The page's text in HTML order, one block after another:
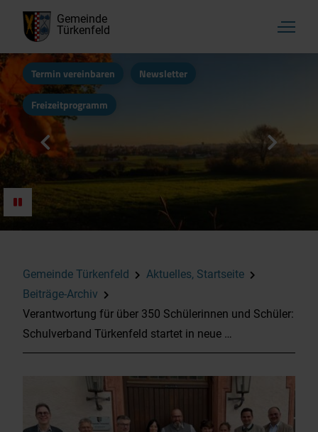
Gemeinde
Türkenfeld
Termin vereinbaren Newsletter
Freizeitprogramm
Gemeinde Türkenfeld
Aktuelles, Startseite
Beiträge-Archiv
Verantwortung für über 350 Schülerinnen und Schüler:
Schulverband Türkenfeld startet in neue …